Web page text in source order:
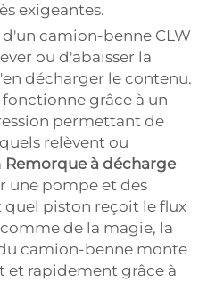
exigeantes.
camion-benne CLW
ou d'abaisser la
décharger le contenu.
grâce à un
permettant de
relèvent ou
Remorque à décharge
une pompe et des
piston reçoit le flux
de la magie, la
camion-benne monte
et rapidement grâce à